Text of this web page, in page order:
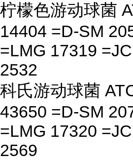
柠檬色游动球菌
14404 =D-SM
=LMG 17319
2532
科氏游动球菌
43650 =D-SM
=LMG 17320
2569